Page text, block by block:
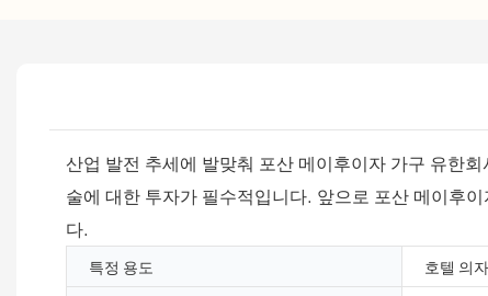
산업 발전 추세에 발맞춰 포산 메이후이자 가구 유한
술에 대한 투자가 필수적입니다. 앞으로 포산 메이후
다.
특정 용도 호텔 의자